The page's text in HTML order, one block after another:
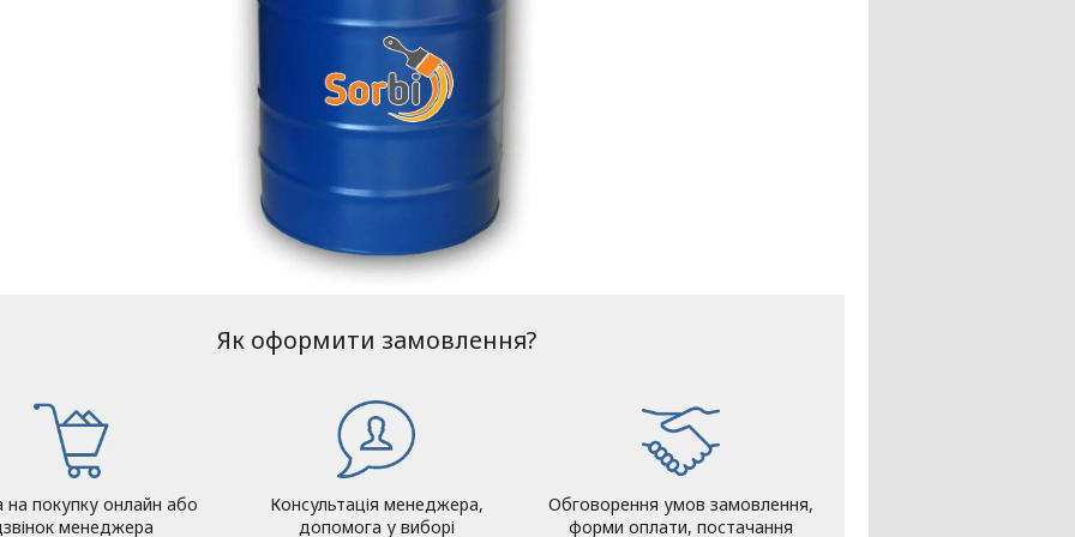
Як оформити замовлення?
на покупку онлайн або
менеджера
Консультація менеджера,
допомога у виборі
Обговорення умов замовлення,
форми оплати, постачання